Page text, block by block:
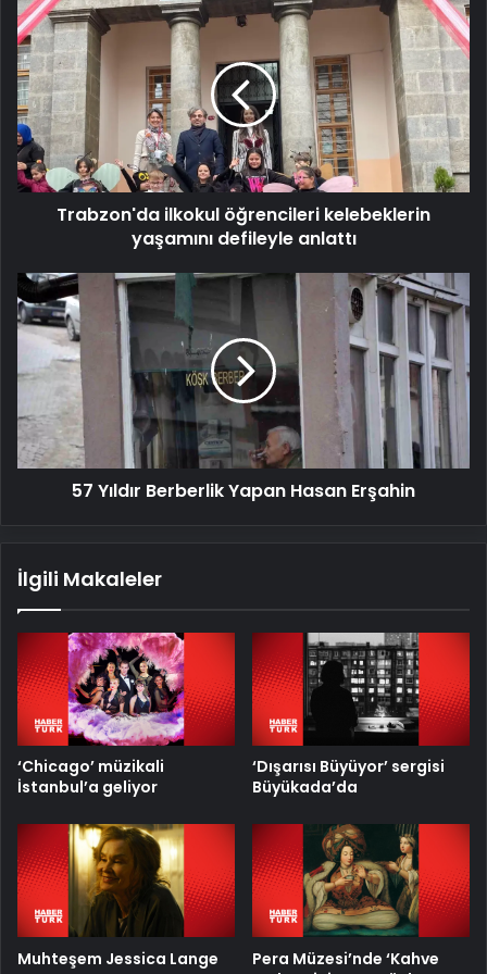
Trabzon'da
ilkokul
öğrencileri
kelebeklerin
yaşamını
defileyle
anlattı
Trabzon'da ilkokul öğrencileri kelebeklerin
yaşamını defileyle anlattı
57
Yıldır
Berberlik
Hasan
Erşahin
57 Yıldır Berberlik Yapan Hasan Erşahin
İlgili Makaleler
‘Chicago’ müzikali
İstanbul’a geliyor
‘Dışarısı Büyüyor’ sergisi
Büyükada’da
Muhteşem Jessica Lange
Pera Müzesi’nde ‘Kahve